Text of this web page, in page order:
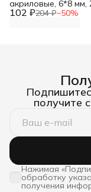
102 ₽204 ₽−50%
акриловые, 6*8 мм,
упак (овальные),
получите
Нажимая
обработку
получения